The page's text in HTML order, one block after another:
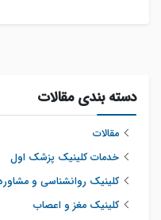
دسته بندی مقالات
مقالات
خدمات کلینیک پزشک اول
کلینیک روانشناسی و
کلینیک مغز و اعصاب